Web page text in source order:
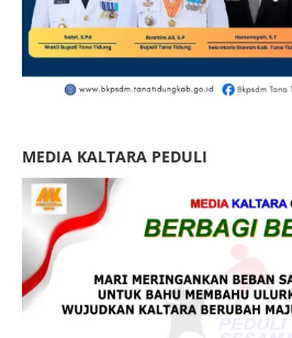
MEDIA KALTARA PEDULI